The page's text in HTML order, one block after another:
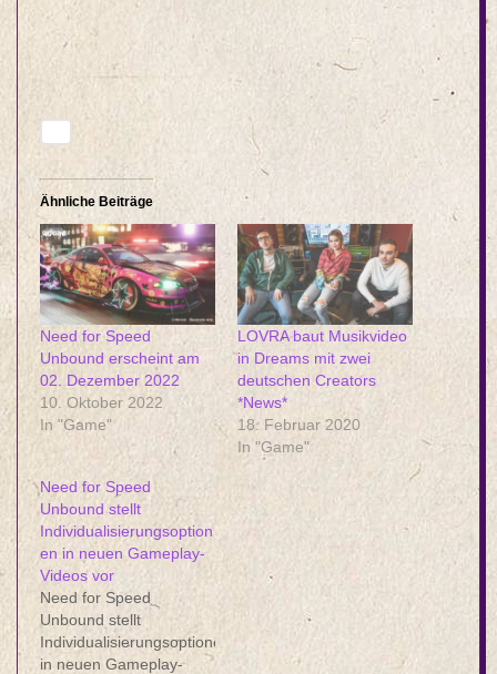
Ähnliche Beiträge
Need for Speed
Unbound erscheint am
02. Dezember 2022
10. Oktober 2022
In "Game"
LOVRA baut Musikvideo
in Dreams mit zwei
deutschen Creators
*News*
18. Februar 2020
In "Game"
Need for Speed
Unbound stellt
Individualisierungsoption
en in neuen Gameplay-
Videos vor
Need for Speed
Unbound stellt
Individualisierungsoptionen
in neuen Gameplay-